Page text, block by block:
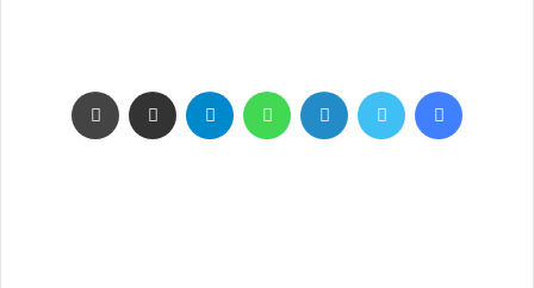
فيسبوك تويتر لينكدإن واتساب تيلقرام مشاركة عبر البريد